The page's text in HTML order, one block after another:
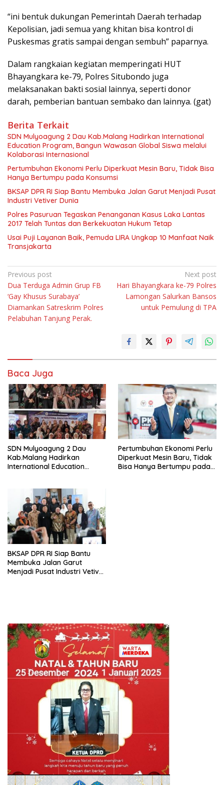
“ini bentuk dukungan Pemerintah Daerah terhadap
Kepolisian, jadi semua yang khitan bisa kontrol di
Puskesmas gratis sampai dengan sembuh” paparnya.
Dalam rangkaian kegiatan memperingati HUT
Bhayangkara ke-79, Polres Situbondo juga
melaksanakan bakti sosial lainnya, seperti donor
darah, pemberian bantuan sembako dan lainnya. (gat)
Berita Terkait
SDN Mulyoagung 2 Dau Kab.Malang Hadirkan International
Education Program, Bangun Wawasan Global Siswa melalui
Kolaborasi Internasional
Pertumbuhan Ekonomi Perlu Diperkuat Mesin Baru, Tidak Bisa
Hanya Bertumpu pada Konsumsi
BKSAP DPR RI Siap Bantu Membuka Jalan Garut Menjadi Pusat
Industri Vetiver Dunia
Polres Pasuruan Tegaskan Penanganan Kasus Laka Lantas
2017 Telah Tuntas dan Berkekuatan Hukum Tetap
Usai Puji Layanan Baik, Pemuda LIRA Ungkap 10 Manfaat Naik
Transjakarta
Navigasi
pos
Previous post
Dua Terduga Admin Grup FB
‘Gay Khusus Surabaya’
Diamankan Satreskrim Polres
Pelabuhan Tanjung Perak.
Next post
Hari Bhayangkara ke-79 Polres
Lamongan Salurkan Bansos
untuk Pemulung di TPA
Baca Juga
SDN Mulyoagung 2 Dau
Kab.Malang Hadirkan
International Education
Kolaborasi Internasional
Pertumbuhan Ekonomi Perlu
Diperkuat Mesin Baru, Tidak
Bisa Hanya Bertumpu pada
BKSAP DPR RI Siap Bantu
Membuka Jalan Garut
Menjadi Pusat Industri Vetiver